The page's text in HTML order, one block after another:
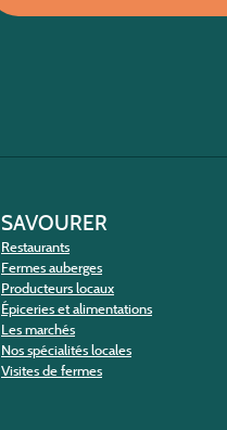
SAVOURER
Restaurants
Fermes auberges
Producteurs locaux
Épiceries et alimentations
Les marchés
Nos spécialités locales
Visites de fermes